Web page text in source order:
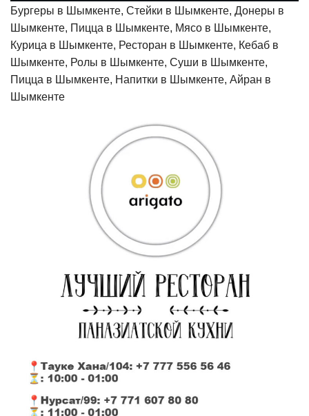
Бургеры в Шымкенте, Стейки в Шымкенте, Донеры в
Шымкенте, Пицца в Шымкенте, Мясо в Шымкенте,
Курица в Шымкенте, Ресторан в Шымкенте, Кебаб в
Шымкенте, Ролы в Шымкенте, Суши в Шымкенте,
Пицца в Шымкенте, Напитки в Шымкенте, Айран в
Шымкенте